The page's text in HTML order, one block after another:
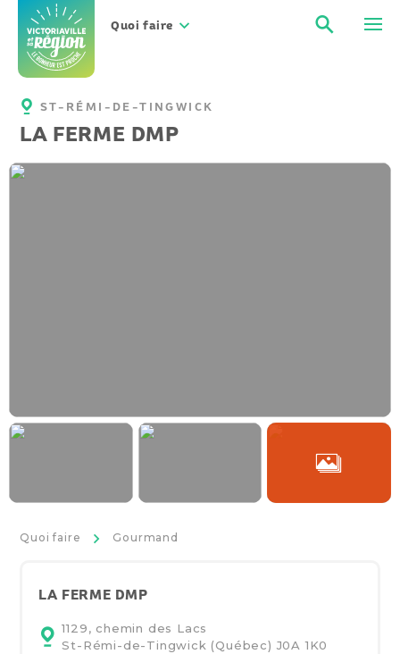
contenu
Quoi faire
ST-RÉMI-DE-TINGWICK
LA FERME DMP
Quoi faire >
Gourmand
LA FERME DMP
1129, chemin des Lacs
St-Rémi-de-Tingwick (Québec) J0A 1K0